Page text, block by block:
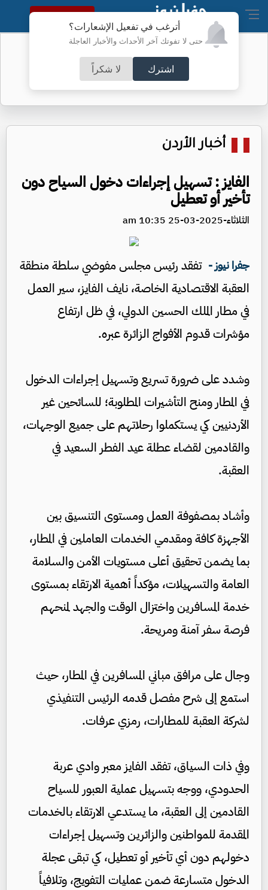
أترغب في تفعيل الإشعارات؟
حتى لا تفوتك آخر الأحداث والأخبار العاجلة
اشترك لا شكراً
النسخة الكاملة
أخبار الأردن
الفايز : تسهيل إجراءات دخول السياح دون
تأخير أو تعطيل
الثلاثاء-2025-03-25 10:35 am
جفرا نيوز - تفقد رئيس مجلس مفوضي سلطة منطقة
العقبة الاقتصادية الخاصة، نايف الفايز، سير العمل
في مطار الملك الحسين الدولي، في ظل ارتفاع
مؤشرات قدوم الأفواج الزائرة عبره.
وشدد على ضرورة تسريع وتسهيل إجراءات الدخول
في المطار ومنح التأشيرات المطلوبة؛ للسائحين غير
الأردنيين كي يستكملوا رحلاتهم على جميع الوجهات،
والقادمين لقضاء عطلة عيد الفطر السعيد في
العقبة.
وأشاد بمصفوفة العمل ومستوى التنسيق بين
الأجهزة كافة ومقدمي الخدمات العاملين في المطار،
بما يضمن تحقيق أعلى مستويات الأمن والسلامة
العامة والتسهيلات، مؤكداً أهمية الارتقاء بمستوى
خدمة المسافرين واختزال الوقت والجهد لمنحهم
فرصة سفر آمنة ومريحة.
وجال على مرافق مباني المسافرين في المطار، حيث
استمع إلى شرح مفصل قدمه الرئيس التنفيذي
لشركة العقبة للمطارات، رمزي عرفات.
وفي ذات السياق، تفقد الفايز معبر وادي عربة
الحدودي، ووجه بتسهيل عملية العبور للسياح
القادمين إلى العقبة، ما يستدعي الارتقاء بالخدمات
المقدمة للمواطنين والزائرين وتسهيل إجراءات
دخولهم دون أي تأخير أو تعطيل، كي تبقى عجلة
الدخول متسارعة ضمن عمليات التفويج، وتلافياً